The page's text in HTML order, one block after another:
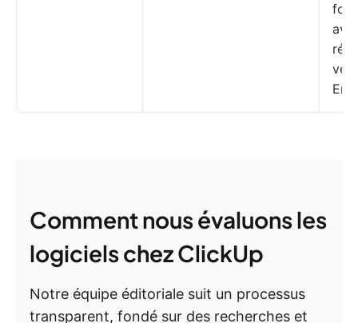
Comment nous évaluons les
logiciels chez ClickUp
Notre équipe éditoriale suit un processus
transparent, fondé sur des recherches et